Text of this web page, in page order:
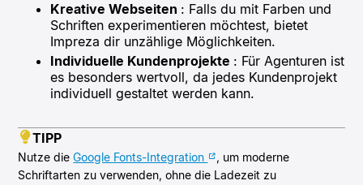
Kreative Webseiten : Falls du mit Farben und
Schriften experimentieren möchtest, bietet
Impreza dir unzählige Möglichkeiten.
Individuelle Kundenprojekte : Für Agenturen ist
es besonders wertvoll, da jedes Kundenprojekt
individuell gestaltet werden kann.
TIPP
Nutze dieGoogle Fonts-Integration
, um moderne
Schriftarten zu verwenden, ohne die Ladezeit zu